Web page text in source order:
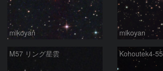
mikoyan mikoyan
M57 リング星雲 Kohoutek4-55